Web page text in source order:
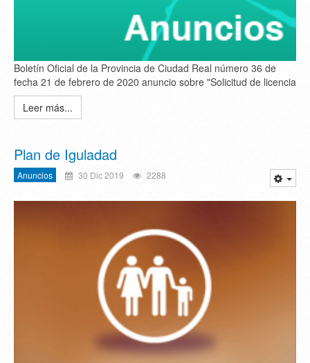
Boletín Oficial de la Provincia de Ciudad Real número 36 de
fecha 21 de febrero de 2020 anuncio sobre "Solicitud de licencia
Leer más...
Plan de Iguladad
Anuncios 30 Dic 2019 2288